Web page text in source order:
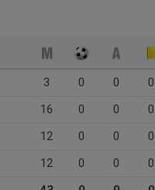
3 0 0 0
16 0 0 0
12 0 0 0
12 0 0 0